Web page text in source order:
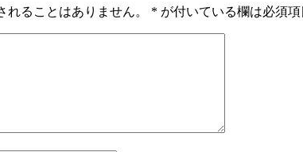
れることはありません。 * が付いている欄は必須